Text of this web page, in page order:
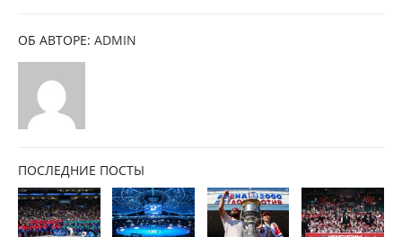
ОБ АВТОРЕ: ADMIN
ПОСЛЕДНИЕ ПОСТЫ